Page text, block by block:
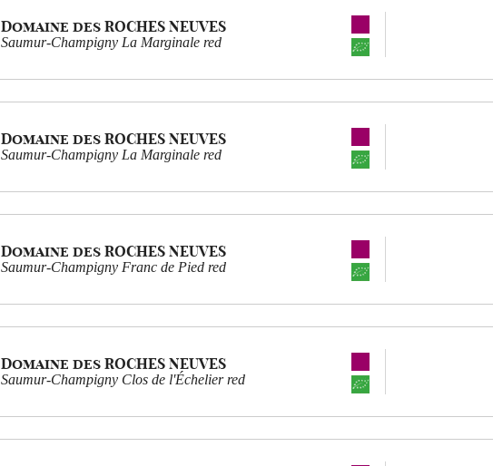
Domaine des ROCHES NEUVES
Saumur-Champigny La Marginale red
Domaine des ROCHES NEUVES
Saumur-Champigny La Marginale red
Domaine des ROCHES NEUVES
Saumur-Champigny Franc de Pied red
Domaine des ROCHES NEUVES
Saumur-Champigny Clos de l'Échelier red